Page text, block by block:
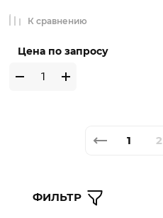
ФИЛЬТР
Цена по запросу
К сравнению
1 2